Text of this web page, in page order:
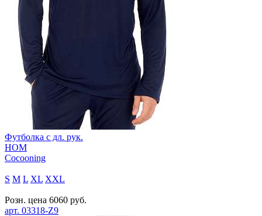
Футболка с дл. рук.
HOM
Cocooning
S M L XL XXL
Розн. цена 6060 руб.
арт. 03318-Z9